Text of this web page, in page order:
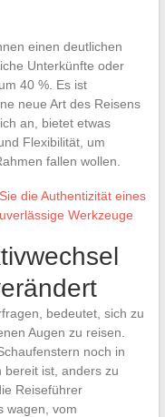
einen deutlichen
Unterkünfte oder
40 %. Es ist
neue Art des Reisens
an, bietet etwas
Flexibilität, um
fallen wollen.
die Authentizität eines
Werkzeuge
bedeutet, sich zu
Augen zu reisen.
noch in
bereit ist, anders zu
Reiseführer
wagen, vom